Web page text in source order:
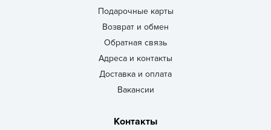
Подарочные карты
Возврат и обмен
Обратная связь
Адреса и контакты
Доставка и оплата
Вакансии
Контакты